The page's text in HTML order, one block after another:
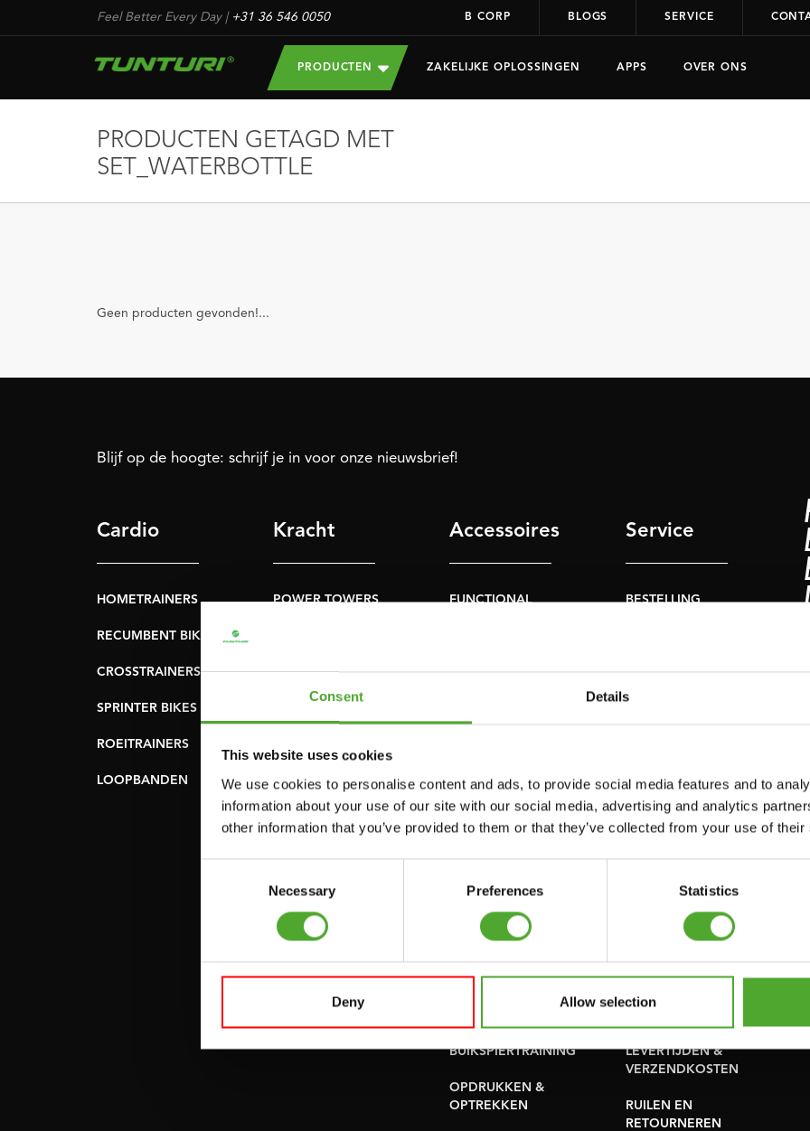
Consent Details
This website uses cookies
We use cookies to personalise content and ads, to provide social media features and to
information about your use of our site with our social media, advertising and analytics
other information that you’ve provided to them or that they’ve collected from your use of
Necessary Preferences Statistics
Deny Allow selection
Feel Better Every Day| +31 36 546 0050 B CORP BLOGS SERVICE
PRODUCTEN ZAKELIJKE OPLOSSINGEN APPS OVER ONS
PRODUCTEN GETAGD MET
SET_WATERBOTTLE
Geen producten gevonden!...
Blijf op de hoogte: schrijf je in voor onze nieuwsbrief!
Cardio
HOMETRAINERS
RECUMBENT BIKES
CROSSTRAINERS
SPRINTER BIKES
ROEITRAINERS
LOOPBANDEN
Kracht
POWER TOWERS
LEVERAGE GYMS
SMITH MACHINES
PULLEY STATIONS
RACKS
Accessoires
FUNCTIONAL
WEERSTANDSTRAINING
BEHENDIGHEID
GYMBALLEN
MATTEN
MINIBIKES/AEROBIC
TRAINERS
BUIKSPIERTRAINING
OPDRUKKEN &
OPTREKKEN
Service
BESTELLING
HUIDIGE
OUDE
PRODUCTHANDLEIDINGEN
PROBLEEM MELDEN
LEVERING
APPS
ALGEMENE
LEVERTIJDEN &
VERZENDKOSTEN
RUILEN EN
RETOURNEREN